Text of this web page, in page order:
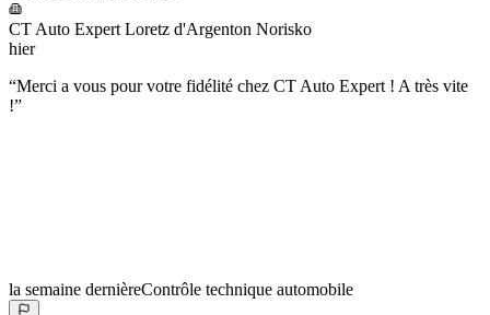
CT Auto Expert Loretz d'Argenton Norisko
hier
“Merci a vous pour votre fidélité chez CT Auto Expert ! A très vite
!”
la semaine dernièreContrôle technique automobile